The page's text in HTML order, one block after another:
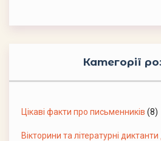
Категорії
Цікаві факти про письменників (8)
Вікторини та літературні